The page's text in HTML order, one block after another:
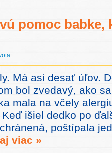
pomoc babke,
Má asi desať úľov.
bol zvedavý, ako
mala na včely
išiel dedko po
poštípala
viac »